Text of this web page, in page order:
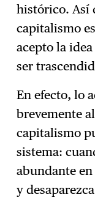
histórico. Así
capitalismo
acepto la
ser
En efecto, lo
brevemente
capitalismo
sistema:
abundante
y